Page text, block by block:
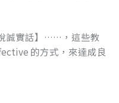
誠實話】……，這些教
的方式，來達成良